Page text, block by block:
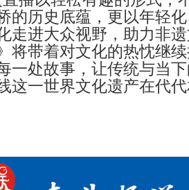
的历史底蕴，更以年轻
走进大众视野，助力非
将带着对文化的热忱继
一处故事，让传统与当
这一世界文化遗产在代